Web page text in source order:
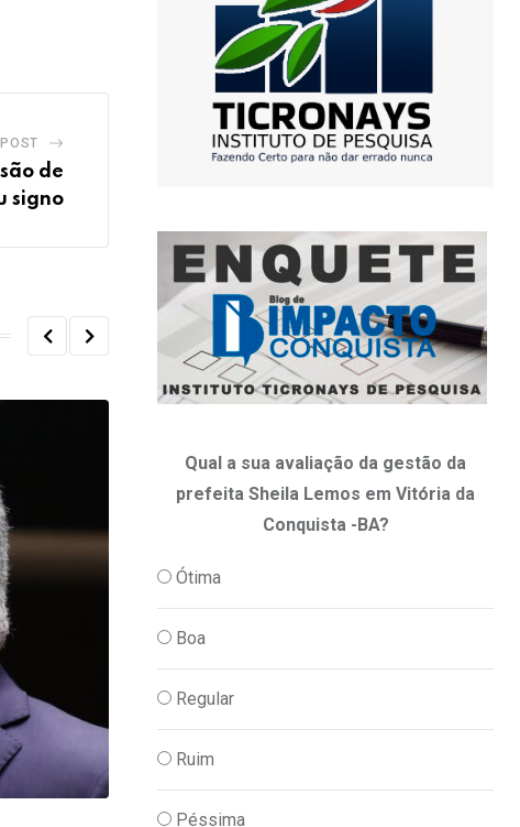
de
signo
Qual a sua avaliação da gestão da
prefeita Sheila Lemos em Vitória da
Conquista -BA?
Ótima
Boa
Regular
Ruim
Péssima